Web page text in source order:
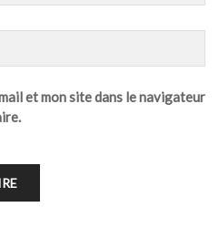
et mon site dans le navigateur